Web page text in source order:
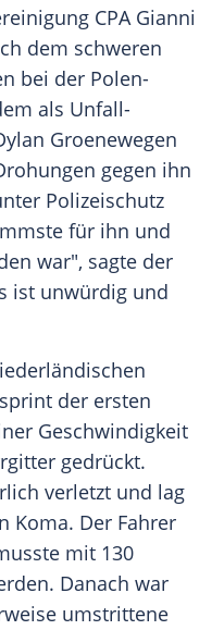
CPA Gianni
dem schweren
bei der Polen-
als Unfall-
Groenewegen
gegen ihn
Polizeischutz
für ihn und
war", sagte der
ist unwürdig und
der ersten
Geschwindigkeit
gedrückt.
verletzt und lag
Koma. Der Fahrer
mit 130
Danach war
umstrittene